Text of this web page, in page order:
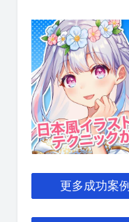
更多成功案例